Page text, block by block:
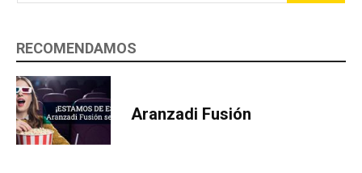
RECOMENDAMOS
Aranzadi Fusión